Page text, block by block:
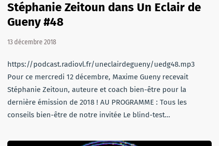
Stéphanie Zeitoun dans Un Eclair de
Gueny #48
13 décembre 2018
https://podcast.radiovl.fr/uneclairdegueny/uedg48.mp3
Pour ce mercredi 12 décembre, Maxime Gueny recevait
Stéphanie Zeitoun, auteure et coach bien-être pour la
dernière émission de 2018 ! AU PROGRAMME : Tous les
conseils bien-être de notre invitée Le blind-test…